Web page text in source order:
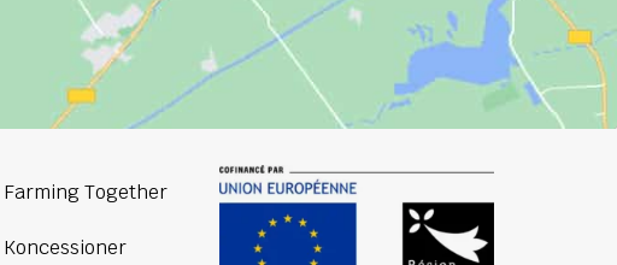
Farming Together
Koncessioner